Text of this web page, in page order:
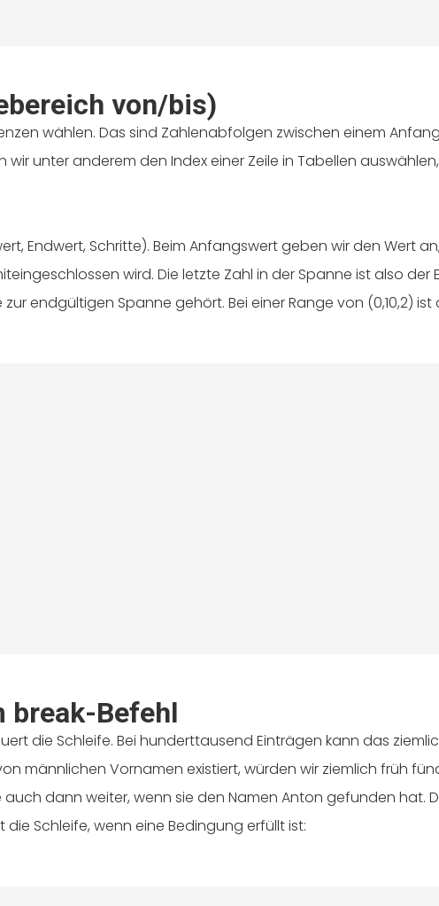
von/bis)
wählen. Das sind Zahlenabfolgen zwischen einem
wir unter anderem den Index einer Zeile in Tabellen
Endwert, Schritte). Beim Anfangswert geben wir den Wert
wird. Die letzte Zahl in der Spanne ist also der
endgültigen Spanne gehört. Bei einer Range von (0,10,2) ist
break-Befehl
die Schleife. Bei hunderttausend Einträgen kann das
männlichen Vornamen existiert, würden wir ziemlich früh
dann weiter, wenn sie den Namen Anton gefunden hat.
Schleife, wenn eine Bedingung erfüllt ist: